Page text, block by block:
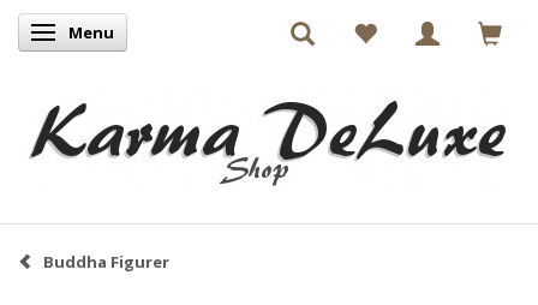
Skifte navigation
Menu
Buddha Figurer